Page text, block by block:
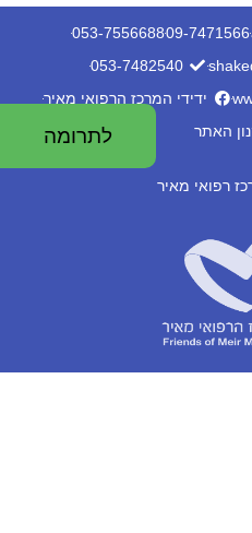
לתרומה
09-7471566
053-7556688
053-7482540
ידידי המרכז הרפואי מאיר
האתר
רפואי מאיר